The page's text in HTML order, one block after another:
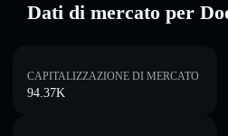
Dati di mercato per
CAPITALIZZAZIONE DI MERCATO
94.37K